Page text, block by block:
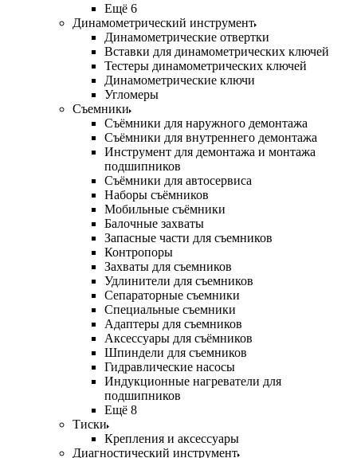
Ещё 6
Динамометрический инструмент
Динамометрические отвертки
Вставки для динамометрических ключей
Тестеры динамометрических ключей
Динамометрические ключи
Угломеры
Съемники
Съёмники для наружного демонтажа
Съёмники для внутреннего демонтажа
Инструмент для демонтажа и монтажа
подшипников
Съёмники для автосервиса
Наборы съёмников
Мобильные съёмники
Балочные захваты
Запасные части для съемников
Контропоры
Захваты для съемников
Удлинители для съемников
Сепараторные съемники
Специальные съемники
Адаптеры для съемников
Аксессуары для съёмников
Шпиндели для съемников
Гидравлические насосы
Индукционные нагреватели для
подшипников
Ещё 8
Тиски
Крепления и аксессуары
Диагностический инструмент